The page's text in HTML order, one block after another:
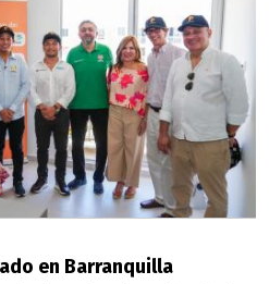
en Barranquilla